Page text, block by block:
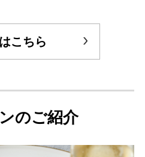
こちら
のご紹介